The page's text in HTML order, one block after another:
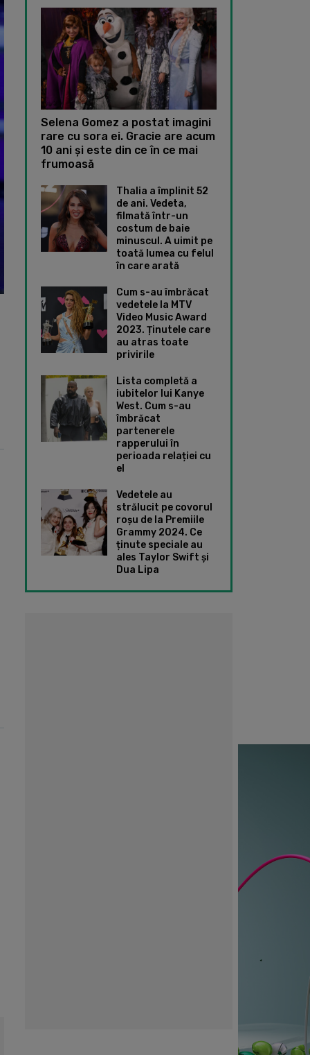
Selena Gomez a postat imagini
rare cu sora ei. Gracie are acum
10 ani și este din ce în ce mai
frumoasă
Thalia a împlinit 52
de ani. Vedeta,
filmată într-un
costum de baie
minuscul. A uimit pe
toată lumea cu felul
în care arată
Cum s-au îmbrăcat
vedetele la MTV
Video Music Award
2023. Ținutele care
au atras toate
privirile
Lista completă a
iubitelor lui Kanye
West. Cum s-au
îmbrăcat
partenerele
rapperului în
perioada relației cu
el
Vedetele au
strălucit pe covorul
roșu de la Premiile
Grammy 2024. Ce
ținute speciale au
ales Taylor Swift și
Dua Lipa